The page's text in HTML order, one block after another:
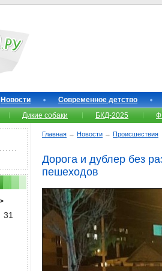
Новости Современное детство
Дикие собаки БКД-2025
Главная → Новости → Происшествия
Дорога и дублер без
пешеходов
31